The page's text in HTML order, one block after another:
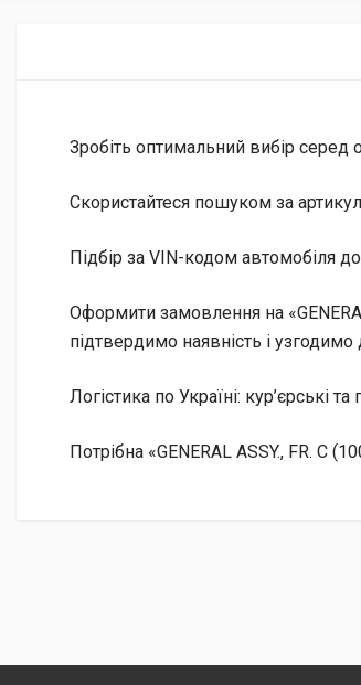
Зробіть оптимальний вибір серед
Скористайтеся пошуком за
Підбір за VIN-кодом автомобіля
Оформити замовлення на
підтвердимо наявність і узгодимо
Логістика по Україні: кур’єрські
Потрібна «GENERAL ASSY., FR. C